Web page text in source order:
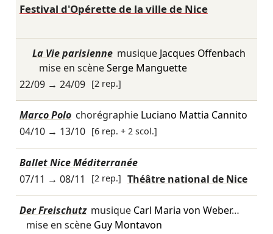
Festival d'Opérette de la ville de Nice
La Vie parisienne musique Jacques Offenbach
mise en scèneSerge Manguette
22/09→ 24/09 [2 rep.]
Marco Polo chorégraphie Luciano Mattia Cannito
04/10→ 13/10 [6 rep. + 2 scol.]
Ballet Nice Méditerranée
07/11 → 08/11 [2 rep.] Théâtre national de Nice
Der Freischutz musique Carl Maria von Weber…
mise en scène Guy Montavon